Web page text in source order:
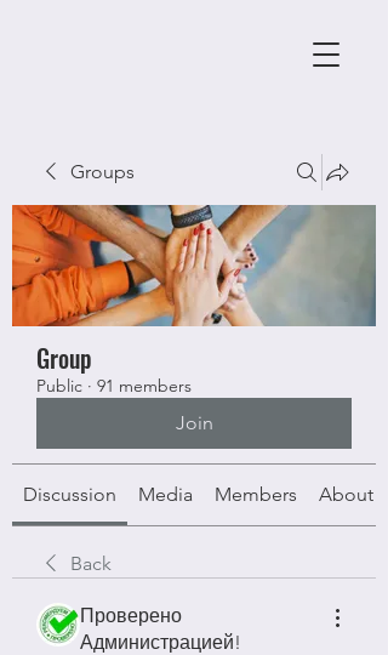
Groups
Group
Public · 91 members
Join
Discussion Media Members About
Back
Проверено
Администрацией!